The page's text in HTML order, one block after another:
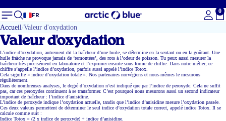
FR
0
Accueil Valeur d'oxydation
Valeur d'oxydation
L’indice d’oxydation, autrement dit la fraîcheur d’une huile, se détermine en la sentant ou en la goûtant. Une
huile fraîche ne provoque jamais de ‘remontées’, des rots à l’odeur de poisson. Tu peux aussi mesurer la
fraîcheur très précisément en laboratoire et l’exprimer ensuite sous forme de chiffre. Dans notre métier, ce
chiffre s’appelle l’indice d’oxydation, parfois aussi appelé l’indice Totox.
Cela signifie « indice d’oxydation totale ». Nos partenaires norvégiens et nous-mêmes le mesurons
régulièrement.
Dans de nombreuses analyses, le degré d’oxydation n’est indiqué que par l’indice de peroxyde. Cela ne suffit
pas, car ces peroxydes continuent à se transformer. C’est pourquoi nous mesurons aussi un second indicateur
important de fraîcheur : l’indice d’anisidine.
L’indice de peroxyde indique l’oxydation actuelle, tandis que l’indice d’anisidine mesure l’oxydation passée.
Ces deux valeurs permettent de déterminer le seul indice d’oxydation totale correct, appelé indice Totox. Il se
calcule comme suit :
Indice Totox = (2 x indice de peroxyde) + indice d’anisidine.